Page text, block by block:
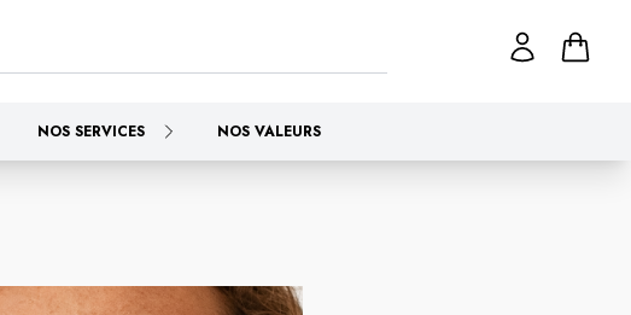
NOS SERVICES NOS VALEURS